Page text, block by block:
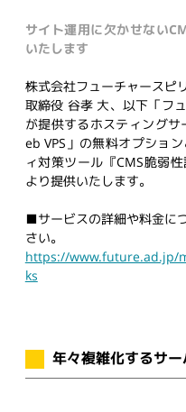
サイト運用に欠かせない
いたします
株式会社フューチャースピ
取締役 谷孝 大、以下「フ
が提供するホスティング
eb VPS」の無料オプショ
ィ対策ツール『CMS脆弱
より提供いたします。
■サービスの詳細や料⾦に
さい。
https://www.future.ad.jp/
ks
年々複雑化するサ